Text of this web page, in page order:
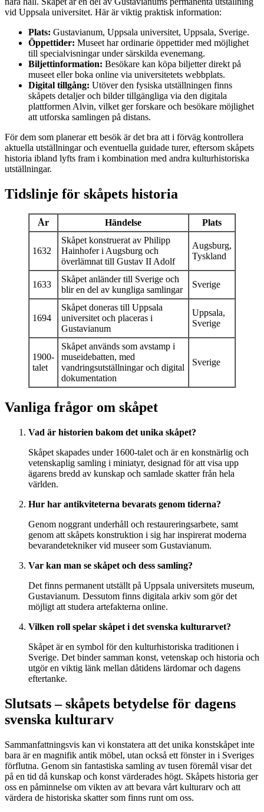
vid Uppsala universitet. Här är viktig praktisk information:
Plats: Gustavianum, Uppsala universitet, Uppsala, Sverige.
Öppettider: Museet har ordinarie öppettider med möjlighet
till specialvisningar under särskilda evenemang.
Biljettinformation: Besökare kan köpa biljetter direkt på
museet eller boka online via universitetets webbplats.
Digital tillgång: Utöver den fysiska utställningen finns
skåpets detaljer och bilder tillgängliga via den digitala
plattformen Alvin, vilket ger forskare och besökare möjlighet
att utforska samlingen på distans.
För dem som planerar ett besök är det bra att i förväg kontrollera
aktuella utställningar och eventuella guidade turer, eftersom skåpets
historia ibland lyfts fram i kombination med andra kulturhistoriska
utställningar.
Tidslinje för skåpets historia
År Händelse Plats
1632
Skåpet konstruerat av Philipp
Hainhofer i Augsburg och
överlämnat till Gustav II Adolf
Augsburg,
Tyskland
1633
Skåpet anländer till Sverige och
blir en del av kungliga samlingar
Sverige
1694
Skåpet doneras till Uppsala
universitet och placeras i
Gustavianum
Uppsala,
Sverige
1900-
talet
Skåpet används som avstamp i
museidebatten, med
vandringsutställningar och digital
dokumentation
Sverige
Vanliga frågor om skåpet
Vad är historien bakom det unika skåpet?
Skåpet skapades under 1600-talet och är en konstnärlig och
vetenskaplig samling i miniatyr, designad för att visa upp
ägarens bredd av kunskap och samlade skatter från hela
världen.
Hur har antikviteterna bevarats genom tiderna?
Genom noggrant underhåll och restaureringsarbete, samt
genom att skåpets konstruktion i sig har inspirerat moderna
bevarandetekniker vid museer som Gustavianum.
Var kan man se skåpet och dess samling?
Det finns permanent utställt på Uppsala universitets museum,
Gustavianum. Dessutom finns digitala arkiv som gör det
möjligt att studera artefakterna online.
Vilken roll spelar skåpet i det svenska kulturarvet?
Skåpet är en symbol för den kulturhistoriska traditionen i
Sverige. Det binder samman konst, vetenskap och historia och
utgör en viktig länk mellan dåtidens lärdomar och dagens
eftertanke.
Slutsats – skåpets betydelse för dagens
svenska kulturarv
Sammanfattningsvis kan vi konstatera att det unika konstskåpet inte
bara är en magnifik antik möbel, utan också ett fönster in i Sveriges
förflutna. Genom sin fantastiska samling av tusen föremål visar det
på en tid då kunskap och konst värderades högt. Skåpets historia ger
oss en påminnelse om vikten av att bevara vårt kulturarv och att
värdera de historiska skatter som finns runt om oss.